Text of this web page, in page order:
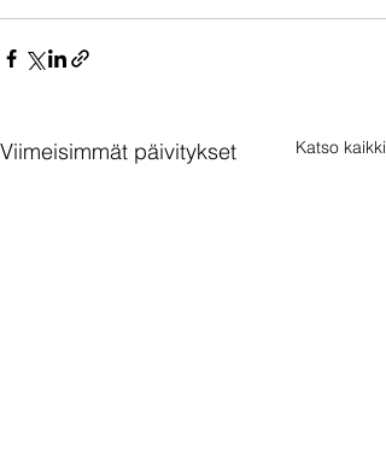
Viimeisimmät päivitykset Katso kaikki